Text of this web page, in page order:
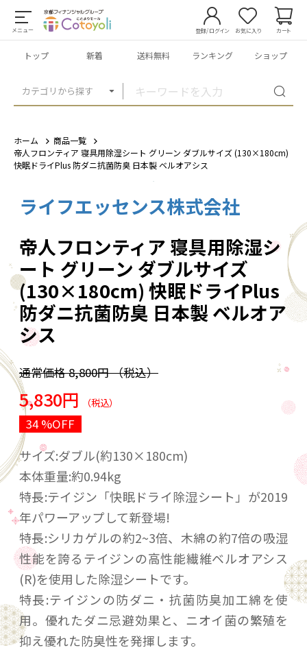
メニュー
カテゴリから探す
登録/ログイン お気に入り カート
トップ 新着 送料無料 ランキング ショップ
ホーム
商品一覧
帝人フロンティア 寝具用除湿シート グリーン ダブルサイズ (130×180cm)
快眠ドライPlus 防ダニ抗菌防臭 日本製 ベルオアシス
ライフエッセンス株式会社
帝人フロンティア 寝具用除湿シ
ート グリーン ダブルサイズ
(130×180cm) 快眠ドライPlus
防ダニ抗菌防臭 日本製 ベルオア
シス
通常価格8,800円（税込）
5,830円 （税込）
34 %OFF
サイズ:ダブル(約130×180cm)
本体重量:約0.94kg
特長:テイジン「快眠ドライ除湿シート」が2019
年パワーアップして新登場!
特長:シリカゲルの約2~3倍、木綿の約7倍の吸湿
性能を誇るテイジンの高性能繊維ベルオアシス
(R)を使用した除湿シートです。
特長:テイジンの防ダニ・抗菌防臭加工綿を使
用。優れたダニ忌避効果と、ニオイ菌の繁殖を
抑え優れた防臭性を発揮します。